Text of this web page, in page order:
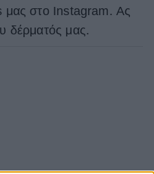
μας στο Instagram. Ας
δέρματός μας.